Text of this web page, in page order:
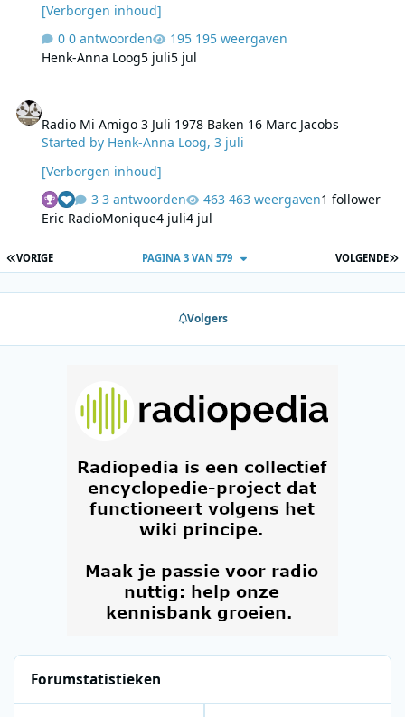
[Verborgen inhoud]
0 antwoorden
195 weergaven
Henk-Anna Loog5 juli5 jul
Radio Mi Amigo 3 Juli 1978 Baken 16 Marc Jacobs
Started by Henk-Anna Loog,3 juli
[Verborgen inhoud]
3 antwoorden
463 weergaven1 follower
Eric RadioMonique4 juli4 jul
EERSTE PAGINA
VORIGE VOLGENDE
PAGINA 3 VAN 579
Volgers
Forumstatistieken